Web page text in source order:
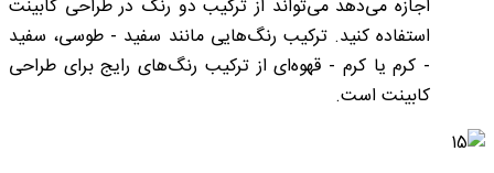
اجازه می‌دهد می‌تواند از ترکیب دو رنگ در طراحی کابینت
استفاده کنید. ترکیب رنگ‌هایی مانند سفید - طوسی، سفید
- کرم یا کرم - قهوه‌ای از ترکیب رنگ‌های رایج برای طراحی
کابینت است.